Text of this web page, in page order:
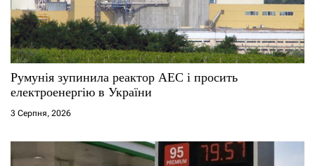
Румунія зупинила реактор АЕС і просить
електроенергію в України
3 Серпня, 2026